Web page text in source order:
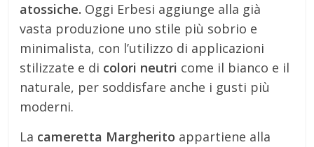
atossiche. Oggi Erbesi aggiunge alla già
vasta produzione uno stile più sobrio e
minimalista, con l’utilizzo di applicazioni
stilizzate e di colori neutri come il bianco e il
naturale, per soddisfare anche i gusti più
moderni.
La cameretta Margherito appartiene alla